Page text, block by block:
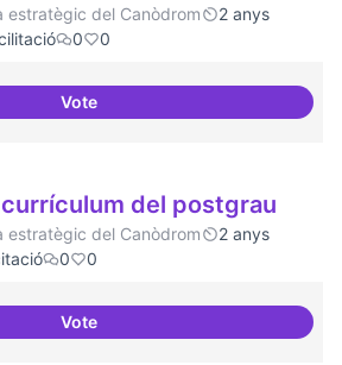
estratègic del Canòdrom
2 anys
0 0
VoteILP Drets Digitals
del postgrau
estratègic del Canòdrom
2 anys
0 0
VoteDefinició del currículum del